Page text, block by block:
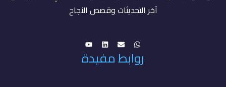
آخر التحديثات وقصص النجاح
روابط مفيدة